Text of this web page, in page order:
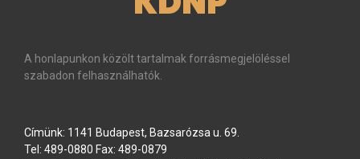
A honlapunkon közölt tartalmak forrásmegjelöléssel
szabadon felhasználhatók.
Címünk: 1141 Budapest, Bazsarózsa u. 69.
Tel: 489-0880 Fax: 489-0879